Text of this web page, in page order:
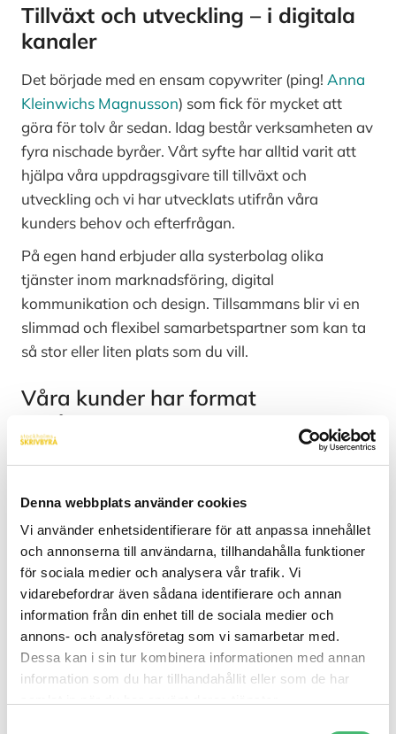
Denna webbplats använder cookies
Vi använder enhetsidentifierare för att anpassa innehållet
och annonserna till användarna, tillhandahålla funktioner
för sociala medier och analysera vår trafik. Vi
vidarebefordrar även sådana identifierare och annan
information från din enhet till de sociala medier och
annons- och analysföretag som vi samarbetar med.
Dessa kan i sin tur kombinera informationen med annan
information som du har tillhandahållit eller som de har
Tillväxt och utveckling – i digitala
kanaler
Det började med en ensam copywriter (ping! Anna
Kleinwichs Magnusson) som fick för mycket att
göra för tolv år sedan. Idag består verksamheten av
fyra nischade byråer. Vårt syfte har alltid varit att
hjälpa våra uppdragsgivare till tillväxt och
utveckling och vi har utvecklats utifrån våra
kunders behov och efterfrågan.
På egen hand erbjuder alla systerbolag olika
tjänster inom marknadsföring, digital
kommunikation och design. Tillsammans blir vi en
slimmad och flexibel samarbetspartner som kan ta
så stor eller liten plats som du vill.
Våra kunder har format
Byrågruppen
Behoven varierar hos våra uppdragsgivare och det
artiklar eller korta filmer till sociala medier. Vid
arbetstoppar eller föräldraledighet behövs en
konsult och efter sommaren behöver teamet växa
med två personer. Teknikutvecklingen utmanar oss
och i perioder ligger fokus på att utbilda teamet, i
att använda AI eller bli bättre på att skriva SEO.
Ibland sker allt detta samtidigt och på grund av
varandra. Det är här vi kommer in. Vi använder och
delar vår breda kunskap.